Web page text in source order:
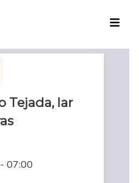
Tejada, lar
07:00